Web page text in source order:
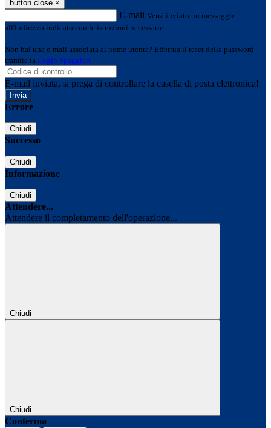
button close ×
E-mail Verrà inviato un messaggio
all'indirizzo indicato con le istruzioni necessarie.
Non hai una e-mail associata al nome utente? Effettua il reset della password
tramite la Login Spaggiari
E-mail inviata, si prega di controllare la casella di posta elettronica!
Errore
Chiudi
Successo
Chiudi
Informazione
Chiudi
Attendere...
Attendere il completamento dell'operazione...
Chiudi
Chiudi
Conferma